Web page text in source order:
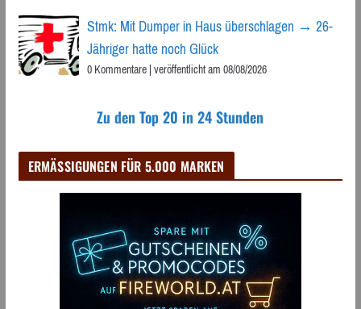
Stmk: Mit Dumper in Haus überschlagen → 26-
Jähriger hatte noch Glück
0 Kommentare|veröffentlicht am 08/08/2026
Zu den Top 20 in 24 Stunden
ERMÄSSIGUNGEN FÜR 5.000 MARKEN